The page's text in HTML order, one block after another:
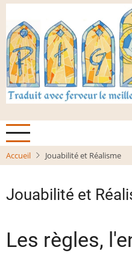
Aller
contenu
principal
Accueil Jouabilité et Réalisme
Jouabilité et
Les règles,